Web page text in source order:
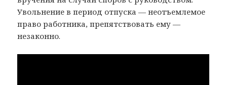
Увольнение в период отпуска — неотъемлемое
право работника, препятствовать ему —
незаконно.